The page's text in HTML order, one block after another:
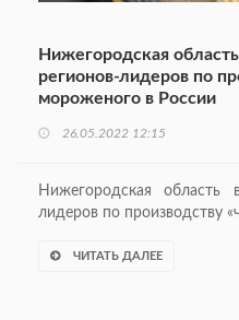
Нижегородская
регионов-лидеров по
мороженого в России
26.05.2022 12:15
Нижегородская область
лидеров по производству
ЧИТАТЬ ДАЛЕЕ